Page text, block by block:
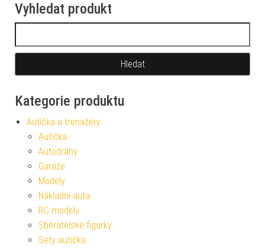
Vyhledat produkt
Kategorie produktu
Autíčka a trenažéry
Autíčka
Autodráhy
Garáže
Modely
Nákladní auta
RC modely
Sběratelské figurky
Sety autíčka